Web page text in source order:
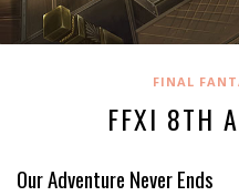
FINAL
FFXI 8TH
Our Adventure Never Ends